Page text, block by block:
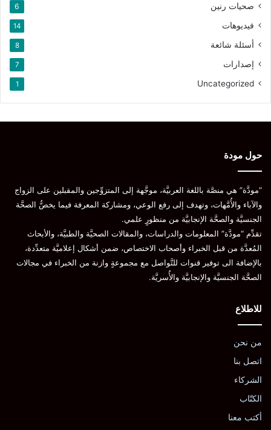
صحيات رنين 6
فيديوهات 14
أسئلة شائعة 8
إصدارات 7
Uncategorized
1
حول مودة
“مودَّة” هي منصَّة باللغة العربيَّة، موجَّهة إلى المتزوِّجين والمقبلين على الزواج
والآباء والأُمَّهات، وتهدف إلى رفع الوعي، ومشاركة المعرفة فيما يخصُّ الصحَّة
الجنسيَّة والصحَّة الإنجابيَّة من منظورٍ علمي.
تقدِّم “مودَّة” المعلومات والدراسات، والمقالات الصحيَّة والطبيَّة، والأبحاث
المُعدَّة من قبل الخبراء وأصحاب الاختصاص، ضمن أشكال إعلاميَّة متعدِّدة،
بالإضافة الى توفير قنوات للتَّواصل مع مجموعةٍ وازنة من الخبراء في مجالات
الصحَّة الجنسيَّة والإنجابيَّة والأُسريَّة.
للاطلاع
من نحن
اتصل بنا
الشركاء
الكتّاب
أكتب معنا